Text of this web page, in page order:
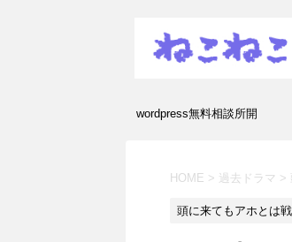
wordpress無料相談所開
ます！
HOME > 過去ドラマ >
頭に来てもアホとは